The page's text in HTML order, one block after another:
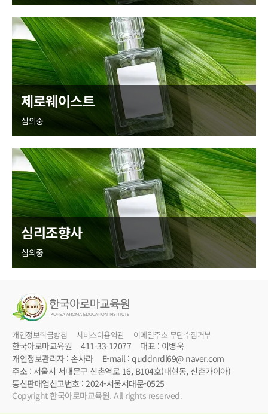
제로웨이스트
심의중
심리조향사
심의중
개인정보취급방침 서비스이용약관 이메일주소 무단수집거부
한국아로마교육원 411-33-12077
대표 : 이병욱
개인정보관리자 : 손사라
E-mail : quddnrdl69@ naver.com
주소 : 서울시 서대문구 신촌역로 16, B104호(대현동, 신촌가이아)
통신판매업신고번호 : 2024-서울서대문-0525
Copyright 한국아로마교육원. All rights reserved.